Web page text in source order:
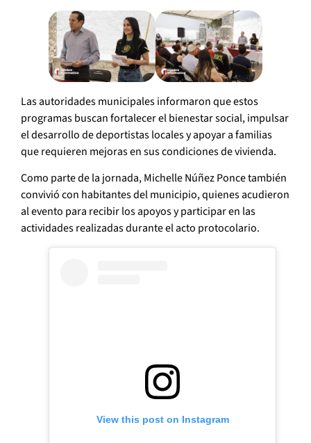
Las autoridades municipales informaron que estos
programas buscan fortalecer el bienestar social, impulsar
el desarrollo de deportistas locales y apoyar a familias
que requieren mejoras en sus condiciones de vivienda.
Como parte de la jornada, Michelle Núñez Ponce también
convivió con habitantes del municipio, quienes acudieron
al evento para recibir los apoyos y participar en las
actividades realizadas durante el acto protocolario.
View this post on Instagram